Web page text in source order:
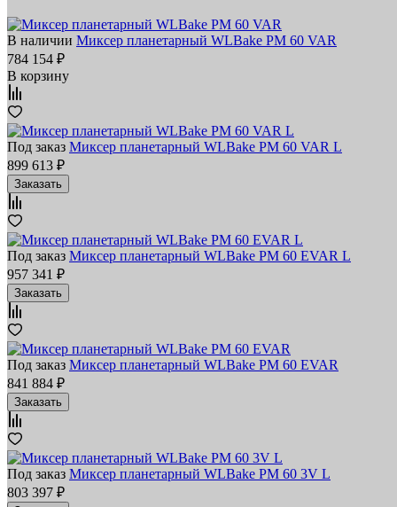
В наличии Миксер планетарный WLBake PM 60 VAR
784 154 ₽
В корзину
Под заказ Миксер планетарный WLBake PM 60 VAR L
899 613 ₽
Заказать
Под заказ Миксер планетарный WLBake PM 60 EVAR L
957 341 ₽
Заказать
Под заказ Миксер планетарный WLBake PM 60 EVAR
841 884 ₽
Заказать
Под заказ Миксер планетарный WLBake PM 60 3V L
803 397 ₽